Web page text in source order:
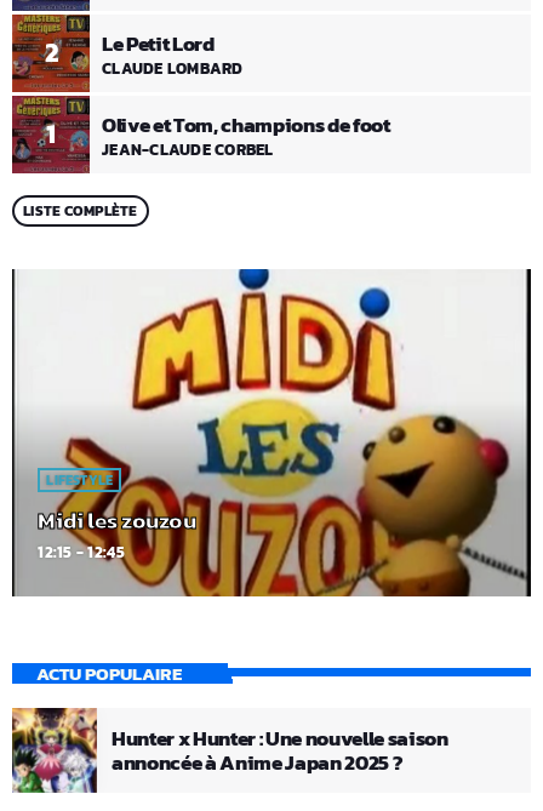
1 Olive et Tom, champions de foot
JEAN-CLAUDE CORBEL
2 Le Petit Lord
CLAUDE LOMBARD
LISTE COMPLÈTE
LIFESTYLE
Midi les zouzou
12:15 - 12:45
ACTU POPULAIRE
Hunter x Hunter : Une nouvelle saison
annoncée à Anime Japan 2025 ?